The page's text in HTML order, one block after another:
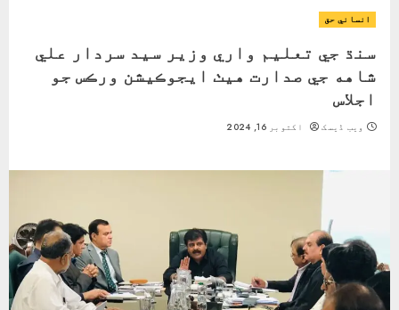
انساني حق
سنڌ جي تعليم واري وزير سيد سردار علي
شاهه جي صدارت هيٺ ايجوڪيشن ورڪس جو
اجلاس
ویب ڈیسک اکتوبر 16, 2024